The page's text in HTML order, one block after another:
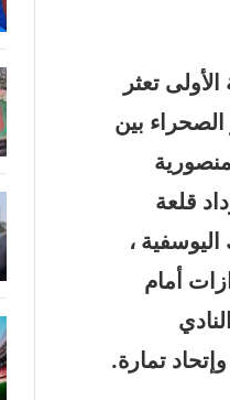
تعثر
بين
قلعة
،
أمام
تمارة.